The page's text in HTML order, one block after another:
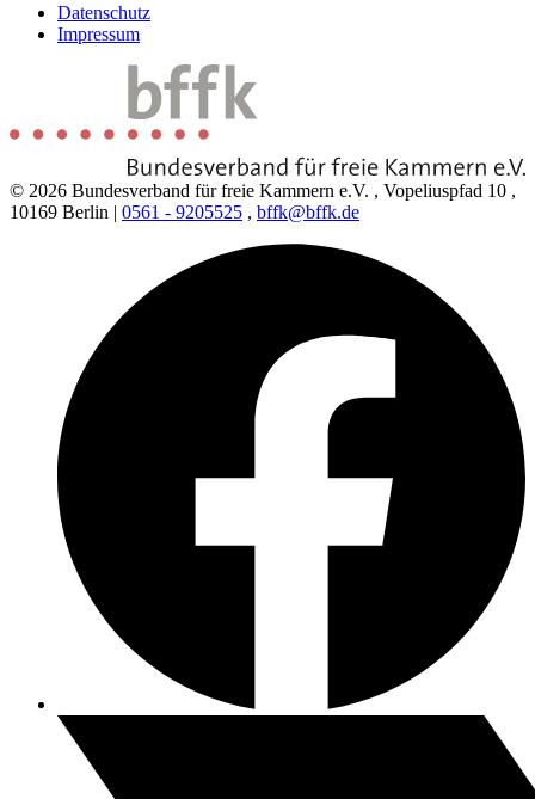
Datenschutz
Impressum
© 2026 Bundesverband für freie Kammern e.V. , Vopeliuspfad 10 ,
10169 Berlin | 0561 - 9205525 , bffk@bffk.de